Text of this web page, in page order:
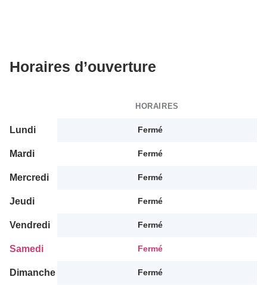
Horaires d’ouverture
HORAIRES
Lundi Fermé
Mardi Fermé
Mercredi Fermé
Jeudi Fermé
Vendredi Fermé
Samedi Fermé
Dimanche Fermé